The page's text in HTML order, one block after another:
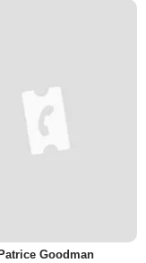
Patrice Goodman